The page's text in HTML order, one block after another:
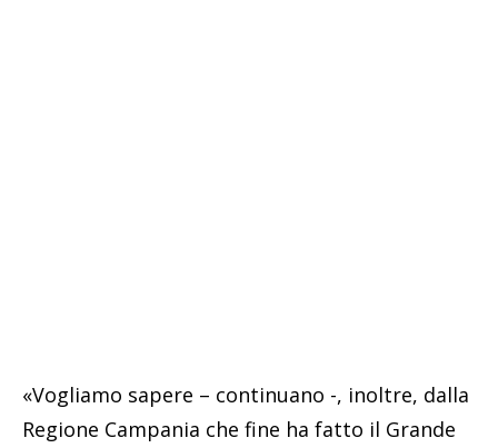
«Vogliamo sapere – continuano -, inoltre, dalla
Regione Campania che fine ha fatto il Grande